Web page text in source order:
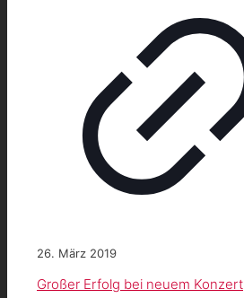
26. März 2019
Großer Erfolg bei neuem Konzert